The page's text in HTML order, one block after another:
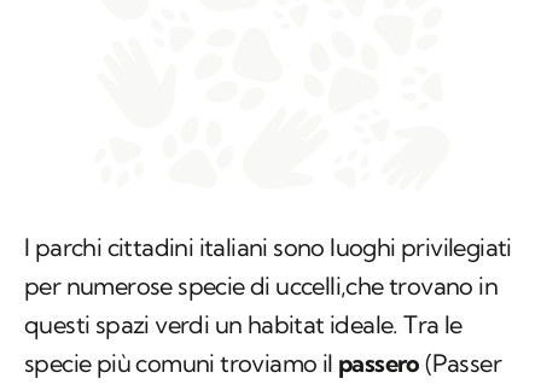
I parchi cittadini italiani sono luoghi privilegiati
per numerose specie di uccelli,che trovano in
questi spazi verdi un habitat ideale. Tra le
specie più comuni troviamo il passero (Passer